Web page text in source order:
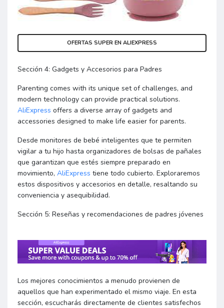
OFERTAS SUPER EN ALIEXPRESS
Sección 4: Gadgets y Accesorios para Padres
Parenting comes with its unique set of challenges, and
modern technology can provide practical solutions.
AliExpress offers a diverse array of gadgets and
accessories designed to make life easier for parents.
Desde monitores de bebé inteligentes que te permiten
vigilar a tu hijo hasta organizadores de bolsas de pañales
que garantizan que estés siempre preparado en
movimiento, AliExpress tiene todo cubierto. Exploraremos
estos dispositivos y accesorios en detalle, resaltando su
conveniencia y asequibilidad.
Sección 5: Reseñas y recomendaciones de padres jóvenes
Los mejores conocimientos a menudo provienen de
aquellos que han experimentado el mismo viaje. En esta
sección, escucharás directamente de clientes satisfechos